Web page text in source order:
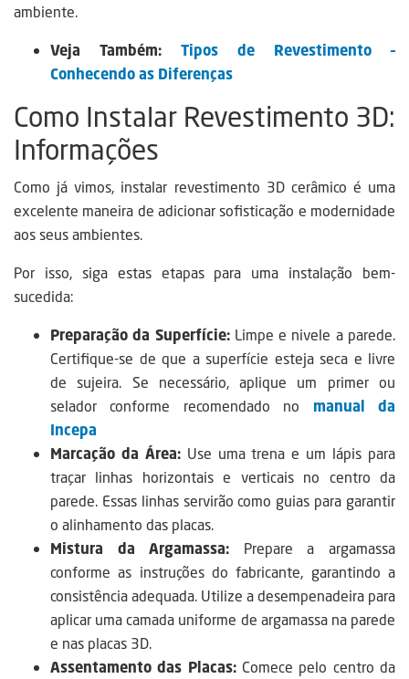
ambiente.
Veja Também: Tipos de Revestimento –
Conhecendo as Diferenças
Como Instalar Revestimento 3D:
Informações
Como já vimos, instalar revestimento 3D cerâmico é uma
excelente maneira de adicionar sofisticação e modernidade
aos seus ambientes.
Por isso, siga estas etapas para uma instalação bem-
sucedida:
Preparação da Superfície:Limpe e nivele a parede.
Certifique-se de que a superfície esteja seca e livre
de sujeira. Se necessário, aplique um primer ou
selador conforme recomendado no manual da
Incepa
Marcação da Área:Use uma trena e um lápis para
traçar linhas horizontais e verticais no centro da
parede. Essas linhas servirão como guias para garantir
o alinhamento das placas.
Mistura da Argamassa: Prepare a argamassa
conforme as instruções do fabricante, garantindo a
consistência adequada. Utilize a desempenadeira para
aplicar uma camada uniforme de argamassa na parede
e nas placas 3D.
Assentamento das Placas:Comece pelo centro da